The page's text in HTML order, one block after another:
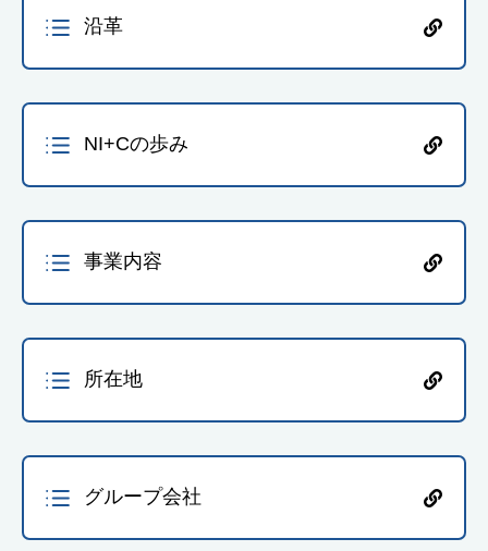
沿革
NI+Cの歩み
事業内容
所在地
グループ会社